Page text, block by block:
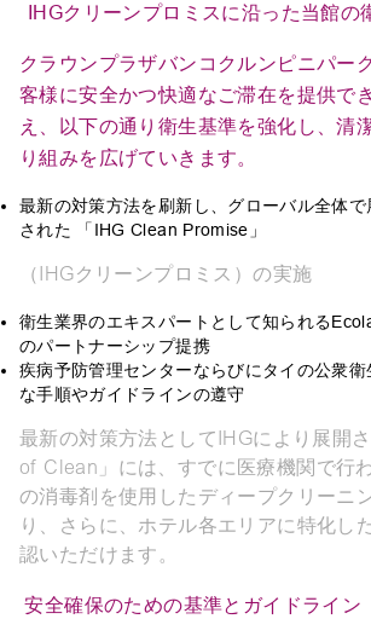
IHGクリーンプロミスに沿った当館の
クラウンプラザバンコクルンピニパー
客様に安全かつ快適なご滞在を提供で
え、以下の通り衛生基準を強化し、清
り組みを広げていきます。
最新の対策方法を刷新し、グローバル全体
された 「IHG Clean Promise」
（IHGクリーンプロミス）の実施
衛生業界のエキスパートとして知られる
のパートナーシップ提携
疾病予防管理センターならびにタイの公衆
な手順やガイドラインの遵守
最新の対策方法としてIHGにより展開
of Clean」には、すでに医療機関で行
の消毒剤を使用したディープクリーニ
り、さらに、ホテル各エリアに特化し
認いただけます。
安全確保のための基準とガイドラ